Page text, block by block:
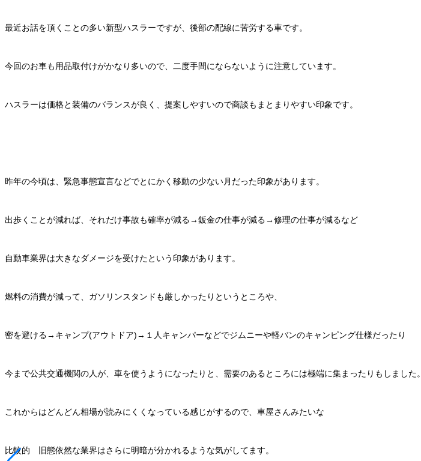
最近お話を頂くことの多い新型ハスラーですが、後部の配線に苦労する車です。
今回のお車も用品取付けがかなり多いので、二度手間にならないように注意しています。
ハスラーは価格と装備のバランスが良く、提案しやすいので商談もまとまりやすい印象です。
昨年の今頃は、緊急事態宣言などでとにかく移動の少ない月だった印象があります。
出歩くことが減れば、それだけ事故も確率が減る→鈑金の仕事が減る→修理の仕事が減るなど
自動車業界は大きなダメージを受けたという印象があります。
燃料の消費が減って、ガソリンスタンドも厳しかったりというところや、
密を避ける→キャンプ(アウトドア)→１人キャンパーなどでジムニーや軽バンのキャンピング仕様だったり
今まで公共交通機関の人が、車を使うようになったりと、需要のあるところには極端に集まったりもしました。
これからはどんどん相場が読みにくくなっている感じがするので、車屋さんみたいな
比較的 旧態依然な業界はさらに明暗が分かれるような気がしてます。